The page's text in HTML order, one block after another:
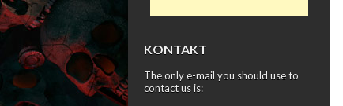
KONTAKT
The only e-mail you should use to
contact us is: